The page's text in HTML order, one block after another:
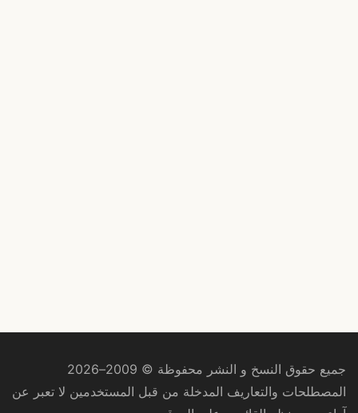
جميع حقوق النسخ و النشر محفوظة © 2009–2026
المصطلحات والتعاريف المدخلة من قبل المستخدمين لا تعبر عن